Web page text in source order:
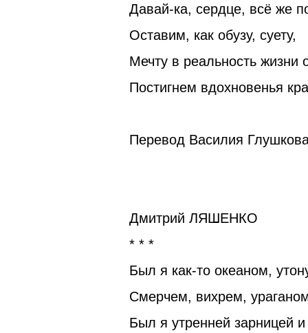
Давай-ка, сердце, всё же
Оставим, как обузу, суету,
Мечту в реальность жизни
Постигнем вдохновенья
Перевод Василия
Дмитрий ЛЯШЕНКО
* * *
Был я как-то океаном,
Смерчем, вихрем,
Был я утренней зарницей